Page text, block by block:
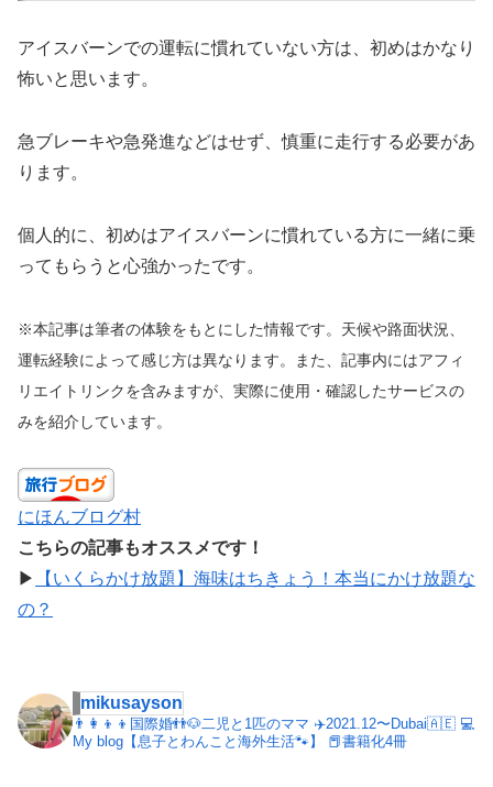
アイスバーンでの運転に慣れていない方は、初めはかなり
怖いと思います。
急ブレーキや急発進などはせず、慎重に走行する必要があ
ります。
個人的に、初めはアイスバーンに慣れている方に一緒に乗
ってもらうと心強かったです。
※本記事は筆者の体験をもとにした情報です。天候や路面状況、
運転経験によって感じ方は異なります。また、記事内にはアフィ
リエイトリンクを含みますが、実際に使用・確認したサービスの
みを紹介しています。
にほんブログ村
こちらの記事もオススメです！
▶︎
【いくらかけ放題】海味はちきょう！本当にかけ放題な
の？
mikusayson
👨‍👩‍👦‍👦国際婚👬🐶二児と1匹のママ ✈️2021.12〜Dubai🇦🇪 💻
My blog【息子とわんこと海外生活🐾】
📕書籍化4冊